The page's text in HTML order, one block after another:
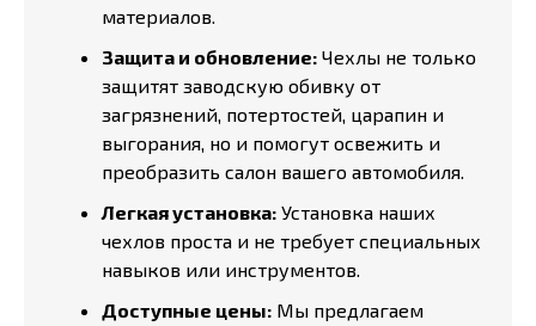
материалов.
Защита и обновление: Чехлы не только
защитят заводскую обивку от
загрязнений, потертостей, царапин и
выгорания, но и помогут освежить и
преобразить салон вашего автомобиля.
Легкая установка: Установка наших
чехлов проста и не требует специальных
навыков или инструментов.
Доступные цены: Мы предлагаем